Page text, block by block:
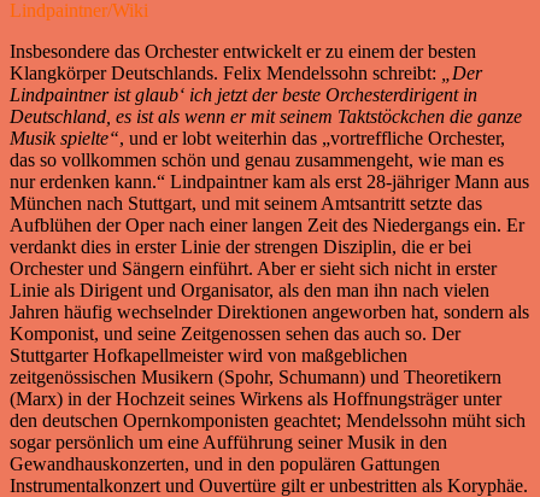
Lindpaintner/Wiki
Insbesondere das Orchester entwickelt er zu einem der besten
Klangkörper Deutschlands. Felix Mendelssohn schreibt:
„Der
Lindpaintner ist glaub‘ ich jetzt der beste Orchesterdirigent in
Deutschland, es ist als wenn er mit seinem Taktstöckchen die ganze
Musik spielte“, und er lobt weiterhin das „vortreffliche Orchester,
das so vollkommen schön und genau zusammengeht, wie man es
nur erdenken kann.“ Lindpaintner kam als erst 28-jähriger Mann aus
München nach Stuttgart, und mit seinem Amtsantritt setzte das
Aufblühen der Oper nach einer langen Zeit des Niedergangs ein. Er
verdankt dies in erster Linie der strengen Disziplin, die er bei
Orchester und Sängern einführt. Aber er sieht sich nicht in erster
Linie als Dirigent und Organisator, als den man ihn nach vielen
Jahren häufig wechselnder Direktionen angeworben hat, sondern als
Komponist, und seine Zeitgenossen sehen das auch so. Der
Stuttgarter Hofkapellmeister wird von maßgeblichen
zeitgenössischen Musikern (Spohr, Schumann) und Theoretikern
(Marx) in der Hochzeit seines Wirkens als Hoffnungsträger unter
den deutschen Opernkomponisten geachtet; Mendelssohn müht sich
sogar persönlich um eine Aufführung seiner Musik in den
Gewandhauskonzerten, und in den populären Gattungen
Instrumentalkonzert und Ouvertüre gilt er unbestritten als Koryphäe.